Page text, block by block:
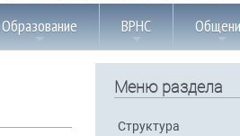
Образование ВРНС
Меню раздела
Структура